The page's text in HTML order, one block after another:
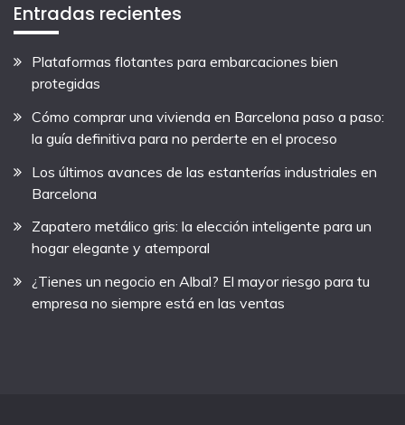
Entradas recientes
Plataformas flotantes para embarcaciones bien
protegidas
Cómo comprar una vivienda en Barcelona paso a paso:
la guía definitiva para no perderte en el proceso
Los últimos avances de las estanterías industriales en
Barcelona
Zapatero metálico gris: la elección inteligente para un
hogar elegante y atemporal
¿Tienes un negocio en Albal? El mayor riesgo para tu
empresa no siempre está en las ventas